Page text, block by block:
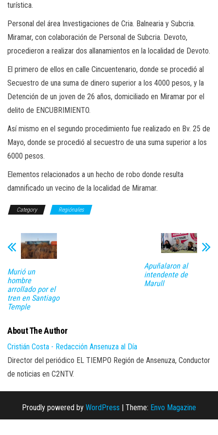
turística.
Personal del área Investigaciones de Cria. Balnearia y Subcria.
Miramar, con colaboración de Personal de Subcria. Devoto,
procedieron a realizar dos allanamientos en la localidad de Devoto.
El primero de ellos en calle Cincuentenario, donde se procedió al
Secuestro de una suma de dinero superior a los 4000 pesos, y la
Detención de un joven de 26 años, domiciliado en Miramar por el
delito de ENCUBRIMIENTO.
Así mismo en el segundo procedimiento fue realizado en Bv. 25 de
Mayo, donde se procedió al secuestro de una suma superior a los
6000 pesos.
Elementos relacionados a un hecho de robo donde resulta
damnificado un vecino de la localidad de Miramar.
Category Regiónales
Murió un
hombre
arrollado por el
tren en Santiago
Temple
Apuñalaron al
intendente de
Marull
About The Author
Cristián Costa - Redacción Ansenuza al Día
Director del periódico EL TIEMPO Región de Ansenuza, Conductor
de noticias en C2NTV.
Proudly powered by WordPress Theme: Envo Magazine